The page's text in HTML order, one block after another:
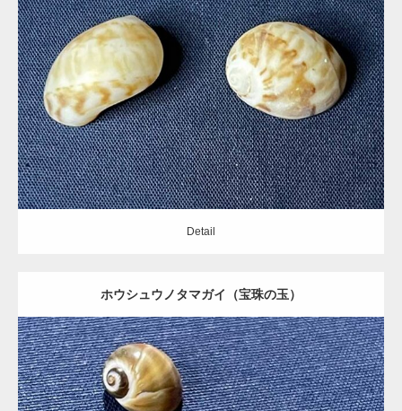
Update:2021.05.19
Category:タマガイ科
Detail
Detail
ホウシュウノタマガイ（宝珠の玉）
Update:2021.05.20